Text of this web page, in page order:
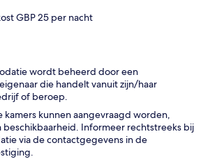
GBP 25 per nacht
wordt beheerd door een
die handelt vanuit zijn/haar
of beroep.
kamers kunnen aangevraagd worden,
beschikbaarheid. Informeer rechtstreeks bij
via de contactgegevens in de